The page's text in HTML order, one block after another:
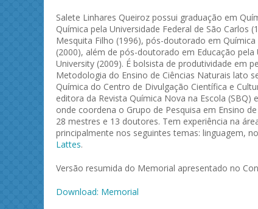
Salete Linhares Queiroz possui graduação em
Química pela Universidade Federal de São Carlos
Mesquita Filho (1996), pós-doutorado em
(2000), além de pós-doutorado em Educação pela
University (2009). É bolsista de produtividade em
Metodologia do Ensino de Ciências Naturais lato
Química do Centro de Divulgação Científica e
editora da Revista Química Nova na Escola
onde coordena o Grupo de Pesquisa em Ensino
28 mestres e 13 doutores. Tem experiência na
principalmente nos seguintes temas: linguagem,
Lattes.
Versão resumida do Memorial apresentado no
Download: Memorial